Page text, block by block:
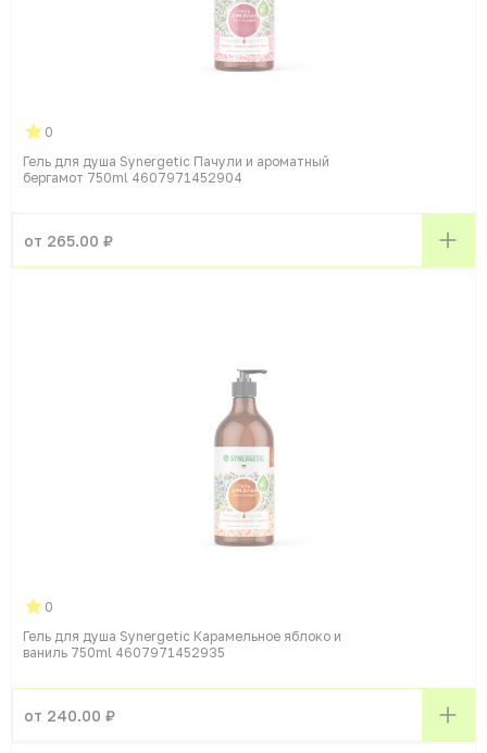
0
Гель для душа Synergetic Пачули и ароматный
бергамот 750ml 4607971452904
от 265.00 ₽
0
Гель для душа Synergetic Карамельное яблоко и
ваниль 750ml 4607971452935
от 240.00 ₽